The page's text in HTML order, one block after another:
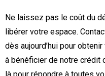
Ne laissez pas le coût du
libérer votre espace.
dès aujourd’hui pour
à bénéficier de notre crédit